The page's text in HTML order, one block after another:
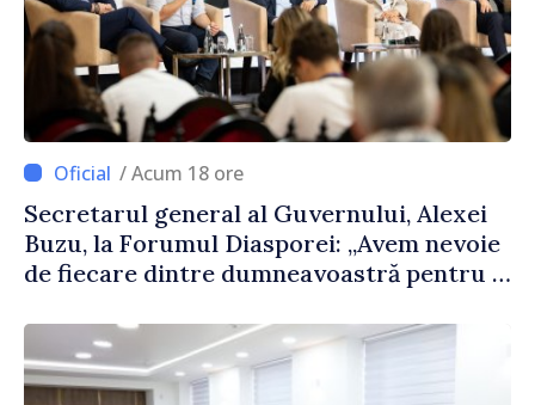
/ Acum 18 ore
Secretarul general al Guvernului, Alexei
Buzu, la Forumul Diasporei: „Avem nevoie
de fiecare dintre dumneavoastră pentru a